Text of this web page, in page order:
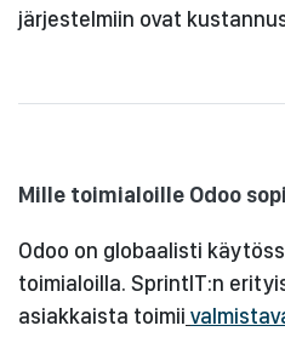
järjestelmiin ovat
Mille toimialoille Odoo
Odoo on globaalisti
toimialoilla. SprintIT:n
asiakkaista toimii